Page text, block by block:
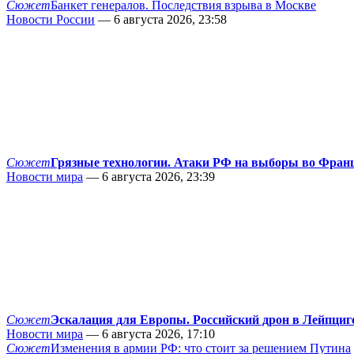
СюжетБанкет генералов. Последствия взрыва в Москве
Новости России — 6 августа 2026, 23:58
СюжетГрязные технологии. Атаки РФ на выборы во
Новости мира — 6 августа 2026, 23:39
СюжетЭскалация для Европы. Российский дрон в
Новости мира — 6 августа 2026, 17:10
СюжетИзменения в армии РФ: что стоит за решением Путина